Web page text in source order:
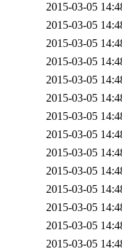
2015-03-05
2015-03-05
2015-03-05
2015-03-05
2015-03-05
2015-03-05
2015-03-05
2015-03-05
2015-03-05
2015-03-05
2015-03-05
2015-03-05
2015-03-05
2015-03-05